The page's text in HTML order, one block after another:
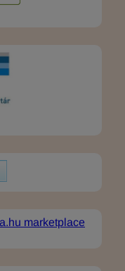
marketplace